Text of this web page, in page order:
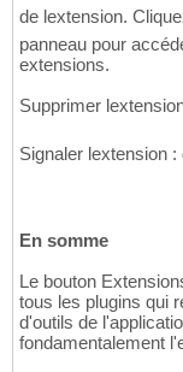
de lextension.
panneau pour
extensions.
Supprimer
Signaler lextension
En somme
Le bouton
tous les plugins qui
d'outils de
fondamentalement